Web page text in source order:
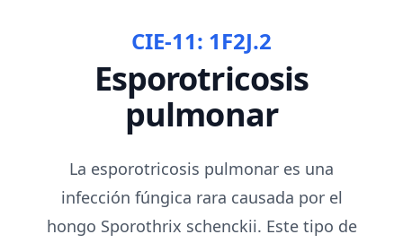
CIE-11: 1F2J.2
Esporotricosis
pulmonar
La esporotricosis pulmonar es una
infección fúngica rara causada por el
hongo Sporothrix schenckii. Este tipo de